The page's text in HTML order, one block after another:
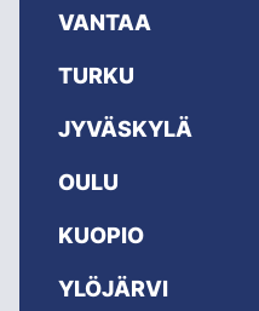
VANTAA
TURKU
JYVÄSKYLÄ
OULU
KUOPIO
YLÖJÄRVI